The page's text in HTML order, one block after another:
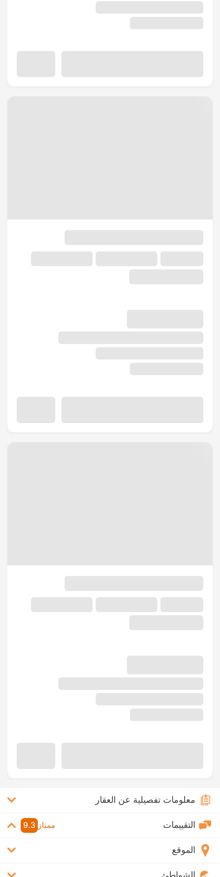
معلومات تفصيلية عن العقار
التقييمات ممتاز 9.3
الموقع